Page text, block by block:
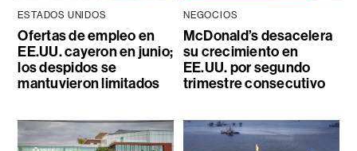
ESTADOS UNIDOS
Ofertas de empleo en
EE.UU. cayeron en junio;
los despidos se
mantuvieron limitados
NEGOCIOS
McDonald’s desacelera
su crecimiento en
EE.UU. por segundo
trimestre consecutivo